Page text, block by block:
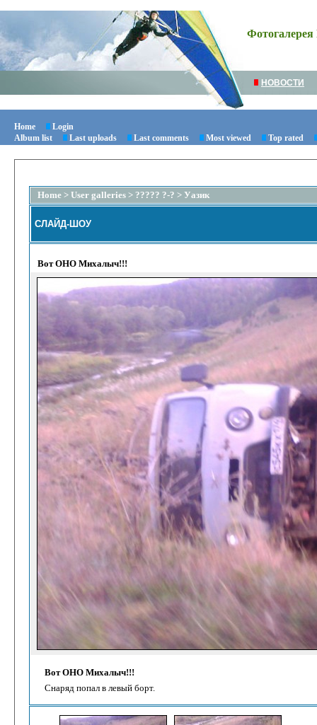
Фотогалерея
НОВОСТИ
Home
Login
Album list
Last uploads Last comments Most viewed Top rated
Home > User galleries > ????? ?-? > Уазик
СЛАЙД-ШОУ
Вот ОНО Михалыч!!!
Вот ОНО Михалыч!!!
Снаряд попал в левый борт.